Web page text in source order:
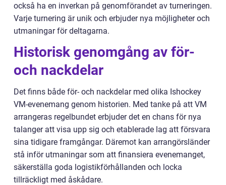
också ha en inverkan på genomförandet av turneringen.
Varje turnering är unik och erbjuder nya möjligheter och
utmaningar för deltagarna.
Historisk genomgång av för-
och nackdelar
Det finns både för- och nackdelar med olika Ishockey
VM-evenemang genom historien. Med tanke på att VM
arrangeras regelbundet erbjuder det en chans för nya
talanger att visa upp sig och etablerade lag att försvara
sina tidigare framgångar. Däremot kan arrangörsländer
stå inför utmaningar som att finansiera evenemanget,
säkerställa goda logistikförhållanden och locka
tillräckligt med åskådare.